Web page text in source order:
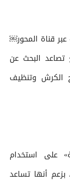
ضمن برنامج 90 دقيقة عبر قناة المحور￼
البحث عن
الكرش وتنظيف
على استخدام
أنها تساعد